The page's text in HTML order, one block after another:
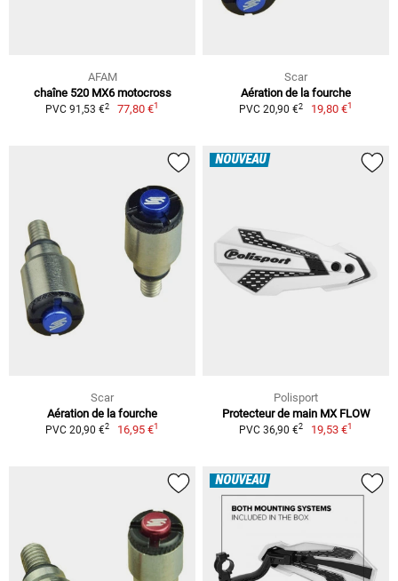
AFAM
chaîne 520 MX6 motocross
PVC 91,53 €2 77,80 €1
Scar
Aération de la fourche
PVC 20,90 €2 19,80 €1
Scar
Aération de la fourche
PVC 20,90 €2 16,95 €1
NOUVEAU
Polisport
Protecteur de main MX FLOW
PVC 36,90 €2 19,53 €1
NOUVEAU